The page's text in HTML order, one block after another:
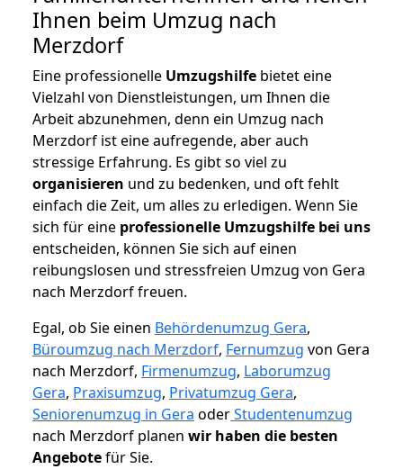
Ihnen beim Umzug nach
Merzdorf
Eine professionelle Umzugshilfe bietet eine
Vielzahl von Dienstleistungen, um Ihnen die
Arbeit abzunehmen, denn ein Umzug nach
Merzdorf ist eine aufregende, aber auch
stressige Erfahrung. Es gibt so viel zu
organisieren und zu bedenken, und oft fehlt
einfach die Zeit, um alles zu erledigen. Wenn Sie
sich für eine professionelle Umzugshilfe bei uns
entscheiden, können Sie sich auf einen
reibungslosen und stressfreien Umzug von Gera
nach Merzdorf freuen.
Egal, ob Sie einen Behördenumzug Gera,
Büroumzug nach Merzdorf, Fernumzug von Gera
nach Merzdorf, Firmenumzug, Laborumzug
Gera, Praxisumzug, Privatumzug Gera,
Seniorenumzug in Gera oderStudentenumzug
nach Merzdorf planen wir haben die besten
Angebotefür Sie.